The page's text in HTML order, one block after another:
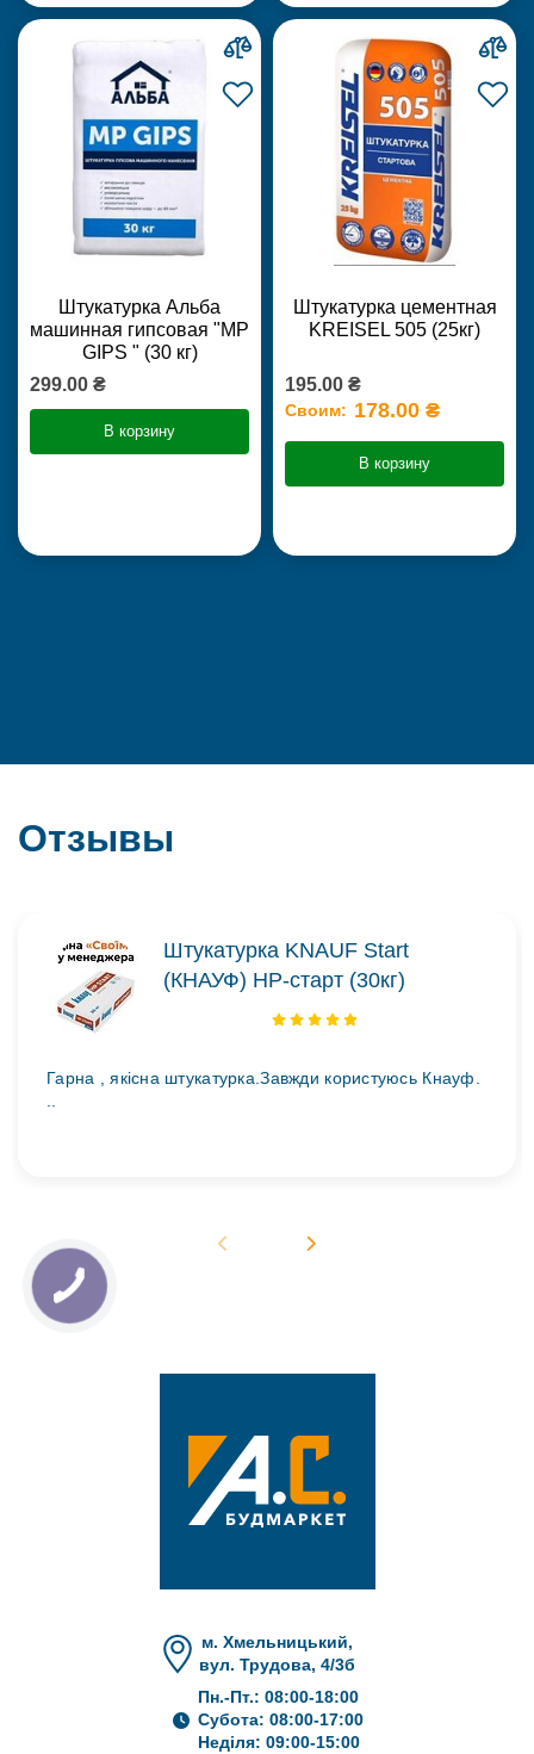
Штукатурка Альба
машинная гипсовая "MP
GIPS " (30 кг)
299.00 ₴
В корзину
Штукатурка цементная
KREISEL 505 (25кг)
195.00 ₴
Своим: 178.00 ₴
В корзину
Отзывы
Штукатурка KNAUF Start
(КНАУФ) НР-старт (30кг)
Гарна , якісна штукатурка.Завжди користуюсь Кнауф.
..
м. Хмельницький,
вул. Трудова, 4/3б
Пн.-Пт.: 08:00-18:00
Субота: 08:00-17:00
Неділя: 09:00-15:00